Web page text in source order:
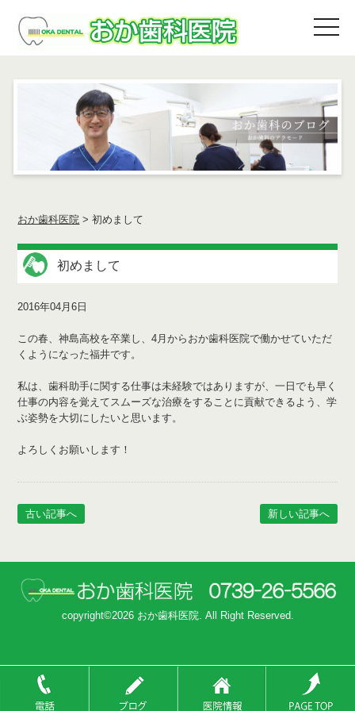
おか歯科医院 >初めまして
初めまして
2016年04月6日
この春、神島高校を卒業し、4月からおか歯科医院で働かせていただ
くようになった福井です。
私は、歯科助手に関する仕事は未経験ではありますが、一日でも早く
仕事の内容を覚えてスムーズな治療をすることに貢献できるよう、学
ぶ姿勢を大切にしたいと思います。
よろしくお願いします！
古い記事へ 新しい記事へ
copyright©2026 おか歯科医院. All Right Reserved.